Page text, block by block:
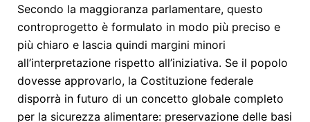
Secondo la maggioranza parlamentare, questo
controprogetto è formulato in modo più preciso e
più chiaro e lascia quindi margini minori
all’interpretazione rispetto all’iniziativa. Se il popolo
dovesse approvarlo, la Costituzione federale
disporrà in futuro di un concetto globale completo
per la sicurezza alimentare: preservazione delle basi